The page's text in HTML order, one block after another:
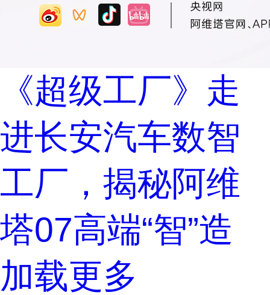
《超级工厂》走
进长安汽车数智
工厂，揭秘阿维
塔07高端“智”造
加载更多